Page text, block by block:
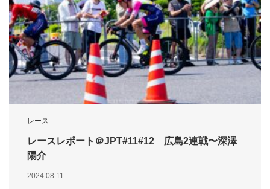
レース
レースレポート＠JPT#11#12 広島2連戦〜深澤
陽介
2024.08.11